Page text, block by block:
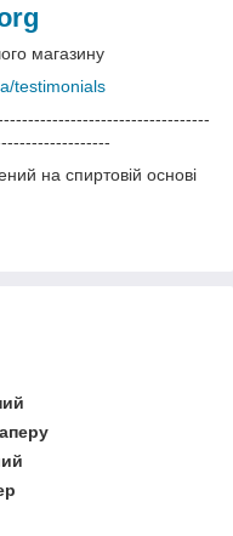
магазину
testimonials
на спиртовій основі